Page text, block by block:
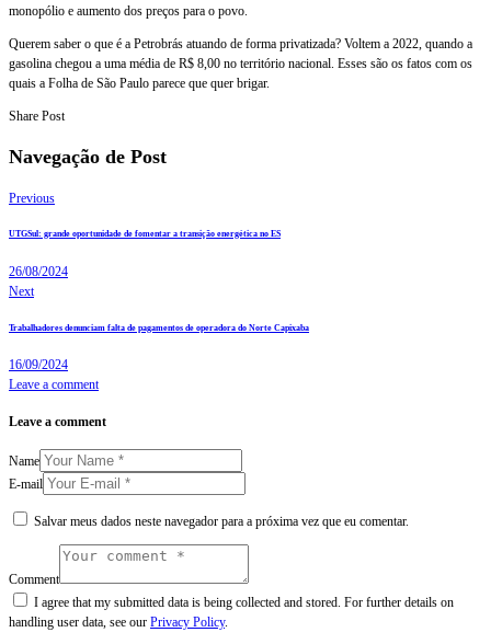
monopólio e aumento dos preços para o povo.
Querem saber o que é a Petrobrás atuando de forma privatizada? Voltem a 2022, quando a
gasolina chegou a uma média de R$ 8,00 no território nacional. Esses são os fatos com os
quais a Folha de São Paulo parece que quer brigar.
Share Post
Navegação de Post
Previous
UTGSul: grande oportunidade de fomentar a transição energética no ES
26/08/2024
Next
Trabalhadores denunciam falta de pagamentos de operadora do Norte Capixaba
16/09/2024
Leave a comment
Leave a comment
Name
E-mail
Salvar meus dados neste navegador para a próxima vez que eu comentar.
Comment
I agree that my submitted data is being collected and stored. For further details on
handling user data, see our Privacy Policy.